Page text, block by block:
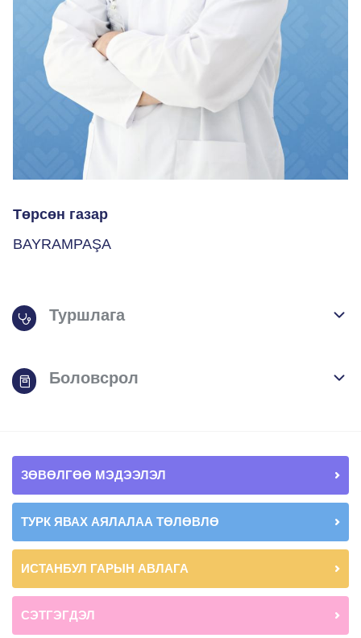
Төрсөн газар
BAYRAMPAŞA
Туршлага
Боловсрол
ЗӨВӨЛГӨӨ МЭДЭЭЛЭЛ
ТУРК ЯВАХ АЯЛАЛАА ТӨЛӨВЛӨ
ИСТАНБУЛ ГАРЫН АВЛАГА
СЭТГЭГДЭЛ